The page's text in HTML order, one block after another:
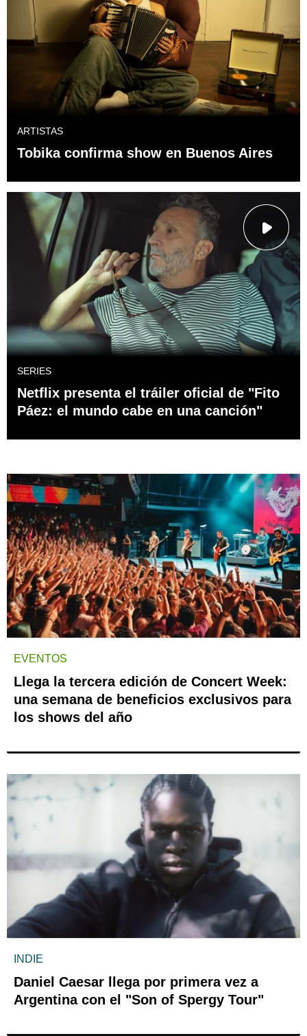
ARTISTAS
Tobika confirma show en Buenos Aires
SERIES
Netflix presenta el tráiler oficial de "Fito
Páez: el mundo cabe en una canción"
EVENTOS
Llega la tercera edición de Concert Week:
una semana de beneficios exclusivos para
los shows del año
INDIE
Daniel Caesar llega por primera vez a
Argentina con el "Son of Spergy Tour"